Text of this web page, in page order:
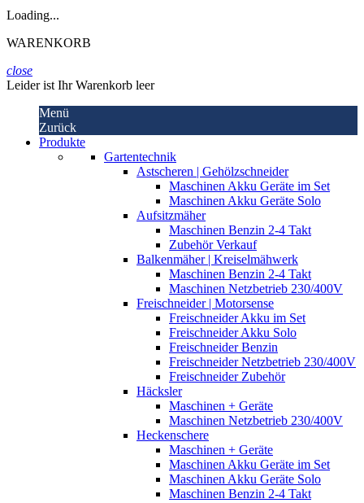
Loading...
WARENKORB
close
Leider ist Ihr Warenkorb leer
Menü
Zurück
Produkte
Gartentechnik
Astscheren | Gehölzschneider
Maschinen Akku Geräte im Set
Maschinen Akku Geräte Solo
Aufsitzmäher
Maschinen Benzin 2-4 Takt
Zubehör Verkauf
Balkenmäher | Kreiselmähwerk
Maschinen Benzin 2-4 Takt
Maschinen Netzbetrieb 230/400V
Freischneider | Motorsense
Freischneider Akku im Set
Freischneider Akku Solo
Freischneider Benzin
Freischneider Netzbetrieb 230/400V
Freischneider Zubehör
Häcksler
Maschinen + Geräte
Maschinen Netzbetrieb 230/400V
Heckenschere
Maschinen + Geräte
Maschinen Akku Geräte im Set
Maschinen Akku Geräte Solo
Maschinen Benzin 2-4 Takt